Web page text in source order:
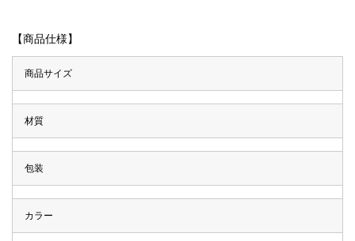
【商品仕様】
商品サイズ
材質
包装
カラー